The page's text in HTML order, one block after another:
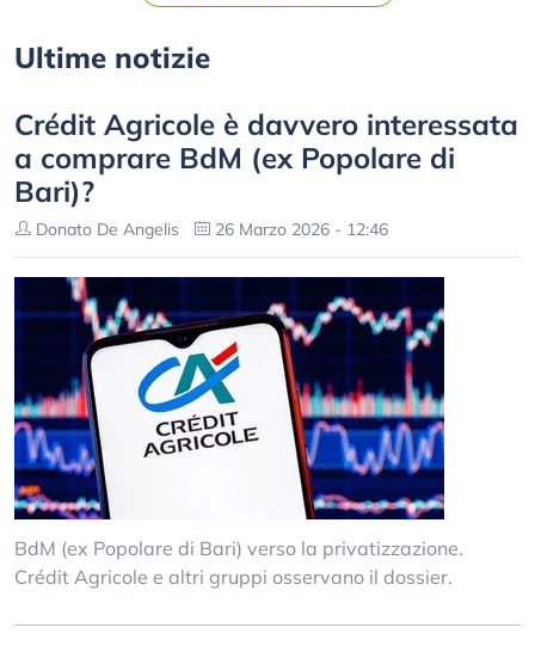
Ultime notizie
Crédit Agricole è davvero interessata
a comprare BdM (ex Popolare di
Bari)?
Donato De Angelis 26 Marzo 2026 - 12:46
BdM (ex Popolare di Bari) verso la privatizzazione.
Crédit Agricole e altri gruppi osservano il dossier.